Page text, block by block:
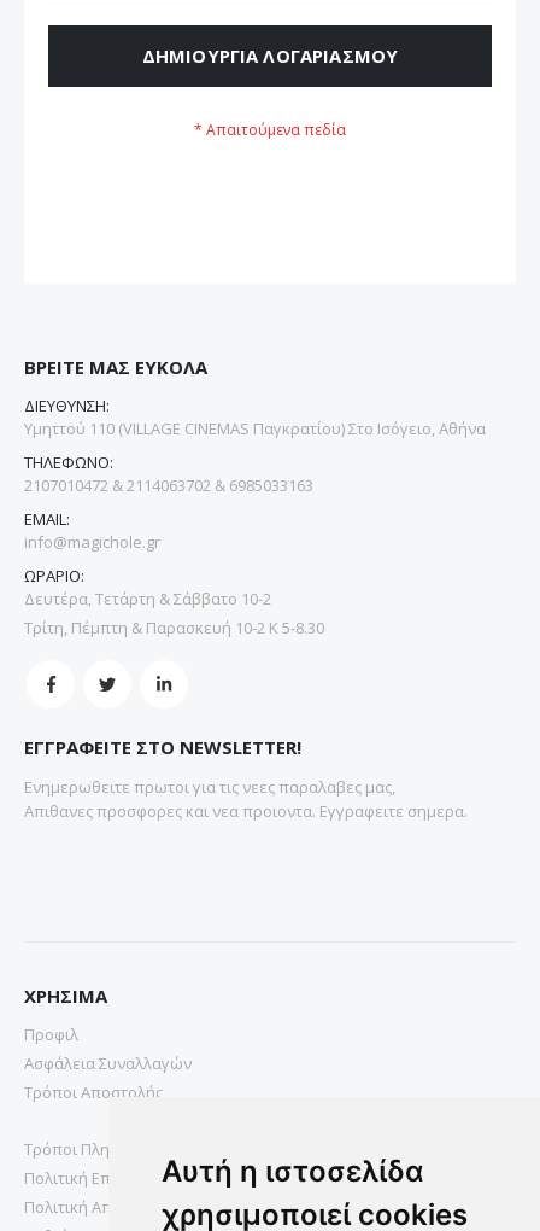
Αυτή η ιστοσελίδα
χρησιμοποιεί cookies
ΔΗΜΙΟΥΡΓΊΑ ΛΟΓΑΡΙΑΣΜΟΎ
ΒΡΕΙΤΕ ΜΑΣ ΕΥΚΟΛΑ
ΔΙΕΥΘΥΝΣΗ:
Υμηττού 110 (VILLAGE CINEMAS Παγκρατίου) Στο Ισόγειο, Αθήνα
ΤΗΛΕΦΩΝΟ:
2107010472 & 2114063702 & 6985033163
EMAIL:
info@magichole.gr
ΩΡΑΡΙΟ:
Δευτέρα, Τετάρτη & Σάββατο 10-2
Τρίτη, Πέμπτη & Παρασκευή 10-2 Κ 5-8.30
ΕΓΓΡΑΦΕΙΤΕ ΣΤΟ NEWSLETTER!
Ενημερωθειτε πρωτοι για τις νεες παραλαβες μας,
Απιθανες προσφορες και νεα προιοντα. Εγγραφειτε σημερα.
ΧΡΗΣΙΜΑ
Προφιλ
Ασφάλεια Συναλλαγών
Τρόποι Αποστολής
Τρόποι Πληρωμής
Πολιτική Επιστροφών
Πολιτική Απορρήτου